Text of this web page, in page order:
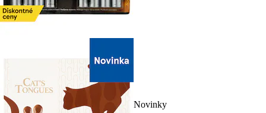
Novinky